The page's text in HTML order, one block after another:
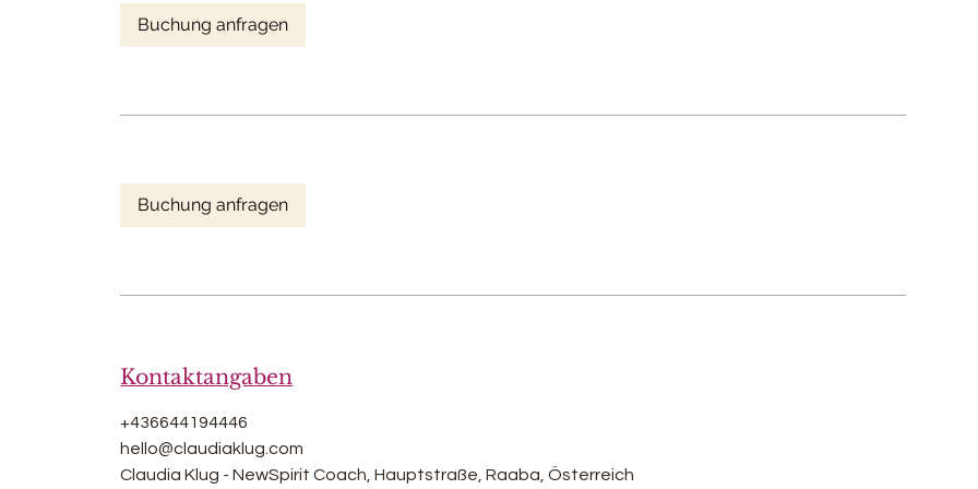
n
.
Buchung anfragen
Buchung anfragen
Kontaktangaben
+436644194446
hello@claudiaklug.com
Claudia Klug - NewSpirit Coach, Hauptstraße, Raaba, Österreich